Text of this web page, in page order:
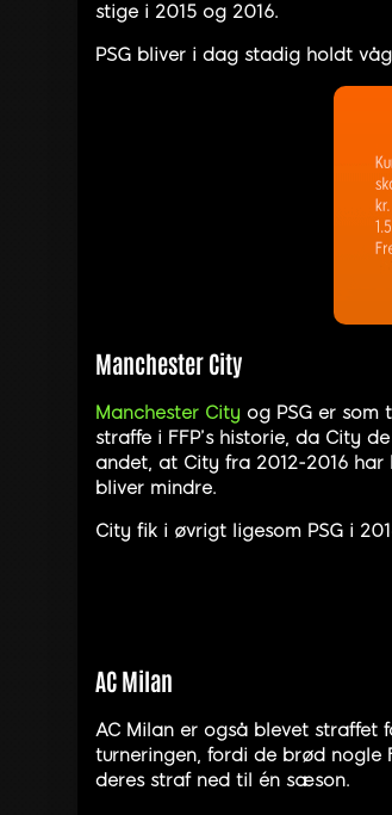
stige i 2015 og 2016.
PSG bliver i dag stadig holdt
Manchester City
Manchester Cityog PSG er som
straffe i FFP’s historie, da City
andet, at City fra 2012-2016
bliver mindre.
City fik i øvrigt ligesom PSG i
AC Milan
AC Milan er også blevet straffet
turneringen, fordi de brød nogle
deres straf ned til én sæson.